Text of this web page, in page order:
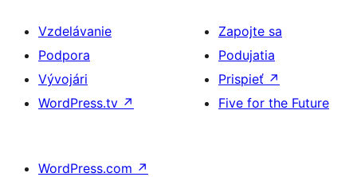
Vzdelávanie
Podpora
Vývojári
WordPress.tv ↗
Zapojte sa
Podujatia
Prispieť ↗
Five for the Future
WordPress.com ↗